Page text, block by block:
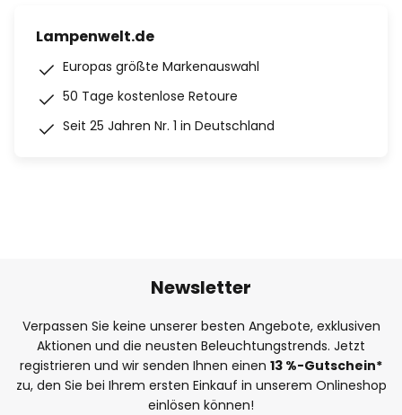
Lampenwelt.de
Europas größte Markenauswahl
50 Tage kostenlose Retoure
Seit 25 Jahren Nr. 1 in Deutschland
Newsletter
Verpassen Sie keine unserer besten Angebote, exklusiven
Aktionen und die neusten Beleuchtungstrends. Jetzt
registrieren und wir senden Ihnen einen 13 %-Gutschein*
zu, den Sie bei Ihrem ersten Einkauf in unserem Onlineshop
einlösen können!